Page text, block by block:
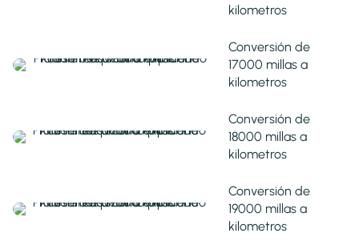
kilometros
Conversión de
17000 millas a
kilometros
Conversión de
18000 millas a
kilometros
Conversión de
19000 millas a
kilometros